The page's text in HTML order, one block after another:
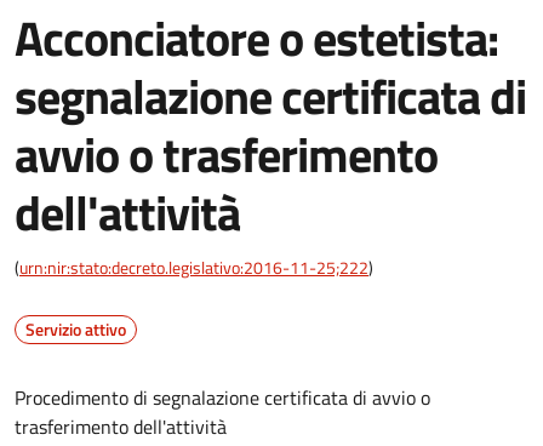
Acconciatore o estetista:
segnalazione certificata di
avvio o trasferimento
dell'attività
(urn:nir:stato:decreto.legislativo:2016-11-25;222)
Servizio attivo
Procedimento di segnalazione certificata di avvio o
trasferimento dell'attività